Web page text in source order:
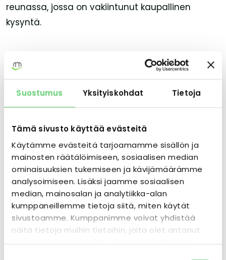
Suostumus Yksityiskohdat Tietoja
Tämä sivusto käyttää evästeitä
Käytämme evästeitä tarjoamamme sisällön ja
mainosten räätälöimiseen, sosiaalisen median
ominaisuuksien tukemiseen ja kävijämäärämme
analysoimiseen. Lisäksi jaamme sosiaalisen
median, mainosalan ja analytiikka-alan
kumppaneillemme tietoja siitä, miten käytät
sivustoamme. Kumppanimme voivat yhdistää
näitä tietoja muihin tietoihin, joita olet antanut
heille tai joita on kerätty, kun olet käyttänyt
reunassa, jossa on vakiintunut kaupallinen
kysyntä.
Haluatko tietää sopivista
kohteista ensimmäisenä?
Saat tiedon uusista kohteista ennen julkista
myyntiä. Ei spammia — vain oikeita kohteita,
joita meiltä tulee myyntiin.
Etunimi